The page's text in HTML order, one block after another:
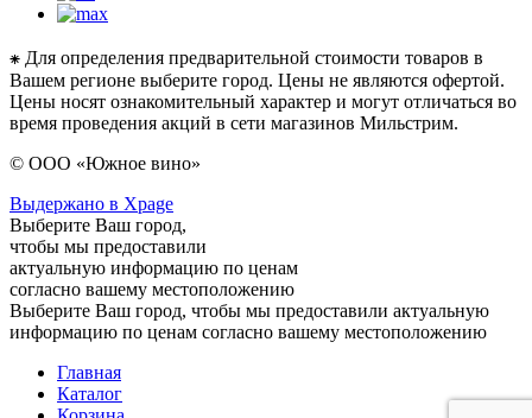
⁕ Для определения предварительной стоимости товаров в
Вашем регионе выберите город. Цены не являются офертой.
Цены носят ознакомительный характер и могут отличаться во
время проведения акций в сети магазинов Мильстрим.
© ООО «Южное вино»
Выдержано в Xpage
Выберите Ваш город,
чтобы мы предоставили
актуальную информацию по ценам
согласно вашему местоположению
Выберите Ваш город, чтобы мы предоставили актуальную
информацию по ценам согласно вашему местоположению
Главная
Каталог